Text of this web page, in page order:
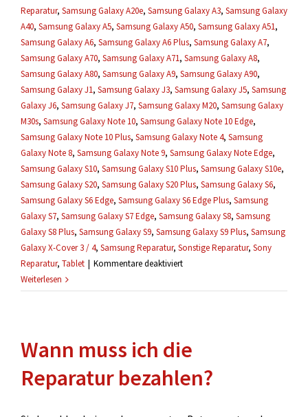
Reparatur, Samsung Galaxy A20e, Samsung Galaxy A3, Samsung Galaxy
A40, Samsung Galaxy A5, Samsung Galaxy A50, Samsung Galaxy A51,
Samsung Galaxy A6, Samsung Galaxy A6 Plus, Samsung Galaxy A7,
Samsung Galaxy A70, Samsung Galaxy A71, Samsung Galaxy A8,
Samsung Galaxy A80, Samsung Galaxy A9, Samsung Galaxy A90,
Samsung Galaxy J1, Samsung Galaxy J3, Samsung Galaxy J5, Samsung
Galaxy J6, Samsung Galaxy J7, Samsung Galaxy M20, Samsung Galaxy
M30s, Samsung Galaxy Note 10, Samsung Galaxy Note 10 Edge,
Samsung Galaxy Note 10 Plus, Samsung Galaxy Note 4, Samsung
Galaxy Note 8, Samsung Galaxy Note 9, Samsung Galaxy Note Edge,
Samsung Galaxy S10, Samsung Galaxy S10 Plus, Samsung Galaxy S10e,
Samsung Galaxy S20, Samsung Galaxy S20 Plus, Samsung Galaxy S6,
Samsung Galaxy S6 Edge, Samsung Galaxy S6 Edge Plus, Samsung
Galaxy S7, Samsung Galaxy S7 Edge, Samsung Galaxy S8, Samsung
Galaxy S8 Plus, Samsung Galaxy S9, Samsung Galaxy S9 Plus, Samsung
Galaxy X-Cover 3 / 4, Samsung Reparatur, Sonstige Reparatur, Sony
Reparatur, Tablet | Kommentare deaktiviertfür
wenn
werden?
Weiterlesen
Wann muss ich die
Reparatur bezahlen?